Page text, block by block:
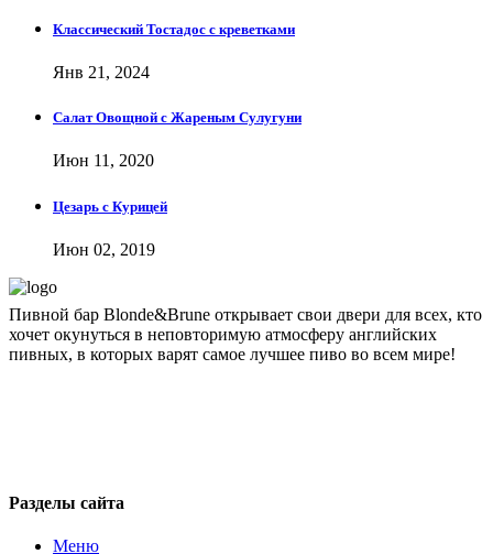
Классический Тостадос с креветками
Янв 21, 2024
Салат Овощной с Жареным Сулугуни
Июн 11, 2020
Цезарь с Курицей
Июн 02, 2019
Пивной бар Blonde&Brune открывает свои двери для всех, кто
хочет окунуться в неповторимую атмосферу английских
пивных, в которых варят самое лучшее пиво во всем мире!
Разделы сайта
Меню